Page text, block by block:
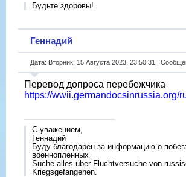
Будьте здоровы!
Геннадий
Дата: Вторник, 15 Августа 2023, 23:50:31 |
Перевод допроса перебежчика
https://wwii.germandocsinrussia.org/
С уважением,
Геннадий
Буду благодарен за информацию о
военнопленных
Suche alles über Fluchtversuche von
Kriegsgefangenen.